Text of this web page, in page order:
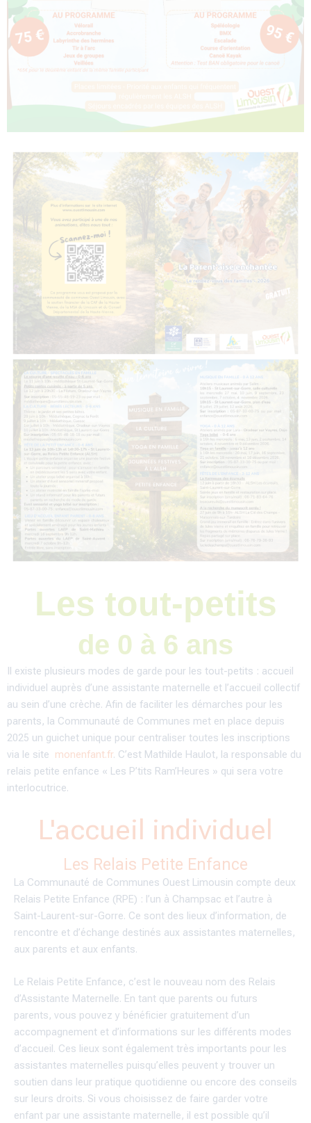
Les tout-petits
de 0 à 6 ans
Il existe plusieurs modes de garde pour les tout-petits : accueil
individuel auprès d’une assistante maternelle et l’accueil collectif
au sein d’une crèche. Afin de faciliter les démarches pour les
parents, la Communauté de Communes met en place depuis
2025 un guichet unique pour centraliser toutes les inscriptions
via le site monenfant.fr. C’est Mathilde Haulot, la responsable du
relais petite enfance « Les P’tits Ram’Heures » qui sera votre
interlocutrice.
L'accueil individuel
Les Relais Petite Enfance
La Communauté de Communes Ouest Limousin compte deux
Relais Petite Enfance (RPE) : l’un à Champsac et l’autre à
Saint-Laurent-sur-Gorre. Ce sont des lieux d’information, de
rencontre et d’échange destinés aux assistantes maternelles,
aux parents et aux enfants.
Le Relais Petite Enfance, c’est le nouveau nom des Relais
d’Assistante Maternelle. En tant que parents ou futurs
parents, vous pouvez y bénéficier gratuitement d’un
accompagnement et d’informations sur les différents modes
d’accueil. Ces lieux sont également très importants pour les
assistantes maternelles puisqu’elles peuvent y trouver un
soutien dans leur pratique quotidienne ou encore des conseils
sur leurs droits. Si vous choisissez de faire garder votre
enfant par une assistante maternelle, il est possible qu’il